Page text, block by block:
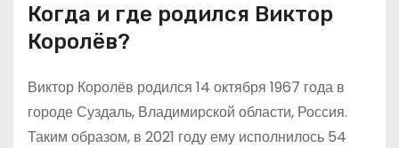
Когда и где родился Виктор
Королёв?
Виктор Королёв родился 14 октября 1967 года в
городе Суздаль, Владимирской области, Россия.
Таким образом, в 2021 году ему исполнилось 54